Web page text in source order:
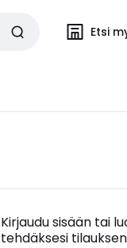
Etsi
Kirjaudu sisään tai
tehdäksesi tilauksen